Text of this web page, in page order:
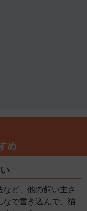
め
ど、他の飼い主さ
なで書き込んで、猫